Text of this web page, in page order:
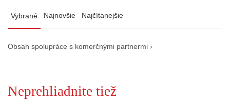
Vybrané Najnovšie Najčítanejšie
Obsah spolupráce s komerčnými partnermi ›
Neprehliadnite tiež